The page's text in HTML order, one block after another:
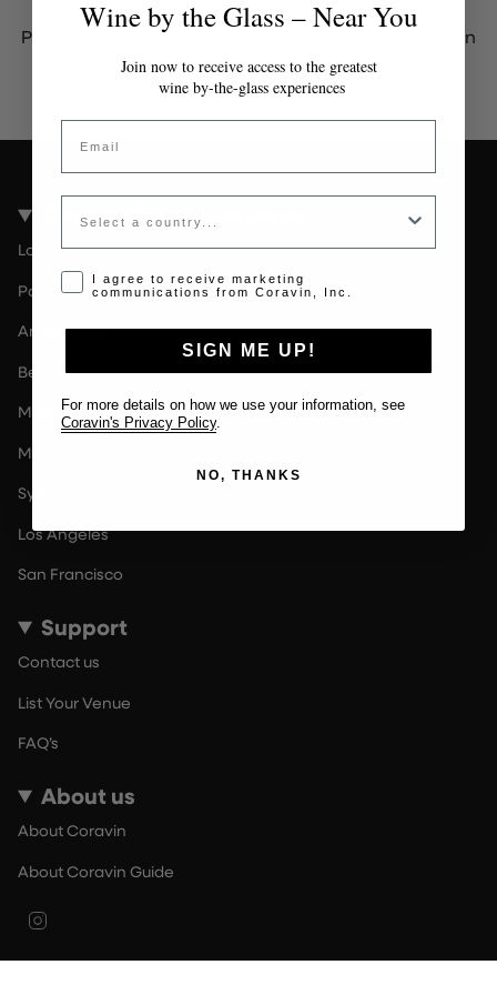
Por favor contacta al administrador para obtener un
token válido.
Coravin Guide Locations
London
Paris
Amsterdam
Berlin
Milan
Melbourne
Sydney
Los Angeles
San Francisco
Support
Contact us
List Your Venue
FAQ’s
About us
About Coravin
About Coravin Guide
Wine by the Glass – Near You
Join now to receive access to the greatest
wine by-the-glass experiences
Email
Country
Opt-in disclaimer
I agree to receive marketing
communications from Coravin, Inc.
SIGN ME UP!
For more details on how we use your information, see
Coravin's Privacy Policy
NO, THANKS